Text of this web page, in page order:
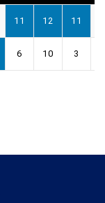
11 12 11
6 10 3